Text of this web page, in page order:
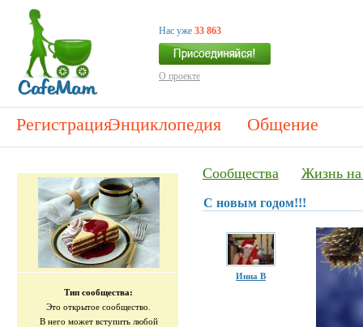
Нас уже 33 863
О проекте
РегистрацияЭнциклопедия Общение
Тип сообщества:
Это открытое сообщество.
В него может вступить любой
Сообщества Жизнь
С новым годом!!!
Инна В